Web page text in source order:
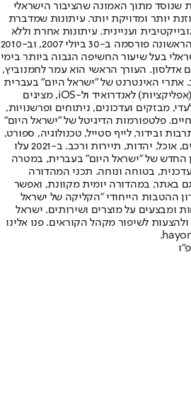
שנוסד מתוך האמונה שהציבור הישראלי
יותר ומדויקת יותר. עיתונות שמדברת
ועניינית. עיתונות אחרת וללא
תשלום. המהדורה המודפסת הראשונה פורסמה ב-30 ביולי 2007, וב-2010
בעל שיעור החשיפה הגבוה ביותר בימי
אדלסון. העורך הראשי הוא עמר לחמנוביץ,
אתרי האינטרנט של "ישראל היום" בעברית
ובאנגלית, כמו כן היישומונים (אפליקציות) לאנדרואיד ול-iOS, מציגים
מבזקים ועדכונים, ניתוחים ופרשנויות,
פלטפורמות הדיגיטל של "ישראל היום"
ובידור, לייף סטייל, טכנולוגיה, ספורט,
כלכלה וצרכנות, בריאות, חיילים, אוכל, יהדות, תיירות ורכב. ב-2021 עלו
החדש של "ישראל היום" בעברית, במטרה
בטוחה ונוחה. תכני המהדורה
באתר, במהדורה יומית מקוונת, ואפשר
ההטבות הייחודי "הקליקה של ישראל
ומבצעים על מוצרים ושירותים. ישראל
לשיפור מקהל הקוראים. פנו אלינו